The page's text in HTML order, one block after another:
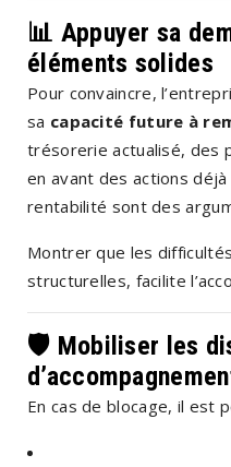
📊 Appuyer sa
éléments solides
Pour convaincre,
sa capacité future à
trésorerie actualisé, des
en avant des actions
rentabilité sont des
Montrer que les
structurelles, facilite
🛡️ Mobiliser les
En cas de blocage, il est